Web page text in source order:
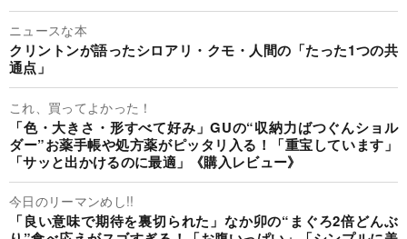
ニュースな本
クリントンが語ったシロアリ・クモ・人間の「たった1つの共
通点」
これ、買ってよかった！
「色・大きさ・形すべて好み」GUの“収納力ばつぐんショル
ダー”お薬手帳や処方薬がピッタリ入る！「重宝しています」
「サッと出かけるのに最適」《購入レビュー》
今日のリーマンめし!!
「良い意味で期待を裏切られた」なか卯の“まぐろ2倍どんぶ